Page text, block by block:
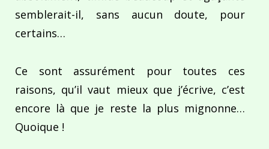
semblerait-il, sans aucun doute, pour
certains…
Ce sont assurément pour toutes ces
raisons, qu’il vaut mieux que j’écrive, c’est
encore là que je reste la plus mignonne…
Quoique !